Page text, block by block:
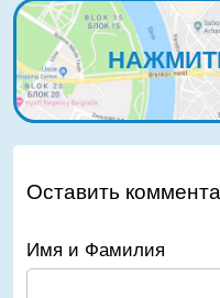
Оставить
Имя и Фамилия